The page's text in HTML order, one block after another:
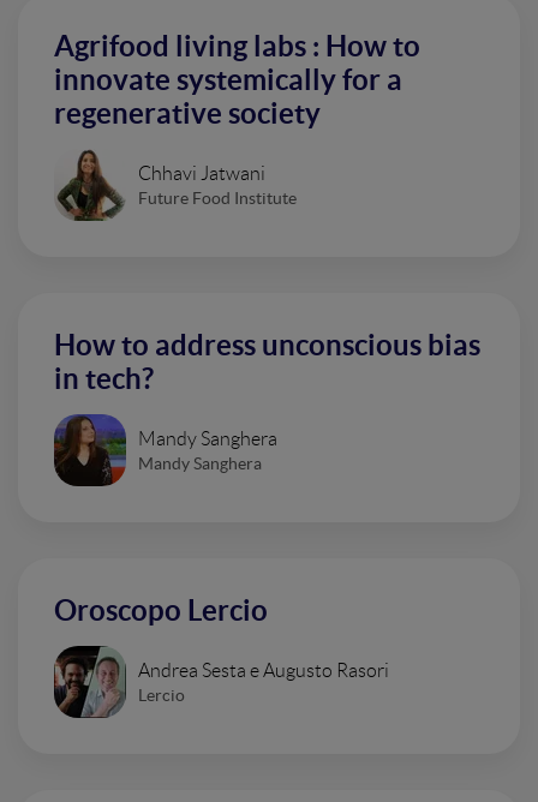
Agrifood living labs : How to
innovate systemically for a
regenerative society
Chhavi Jatwani
Future Food Institute
How to address unconscious bias
in tech?
Mandy Sanghera
Mandy Sanghera
Oroscopo Lercio
Andrea Sesta e Augusto Rasori
Lercio